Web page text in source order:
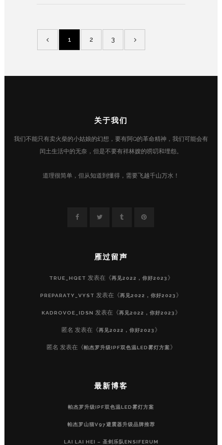
1 2 3
关于我们
我们不能只有卖火柴的小姑娘的幻想，要有阿Q的革命精神，我们可能会有
闰土生活中的无奈，但是不要有祥林嫂的唠叨和埋怨。
道理很简单，但从知道到懂得，需要飞越千山万水！
雁过留声
TRUE_HQET 发表在《再见2022，你好2023 》
PREPARATY_VYST 发表在《再见2022，你好2023 》
KADROVOE_IDSN 发表在《再见2022，你好2023 》
匿名 发表在《再见2022，你好2023 》
匿名 发表在《帕杰罗升级IPF双色温LED雾灯方案》
最新博客
帕杰罗升级IPF双色温LED雾灯方案
帕杰罗山猫V97避震器升级品牌推荐
LAI LAI HEI – 圣剑乐队ENSIFERUM